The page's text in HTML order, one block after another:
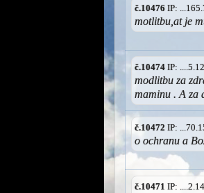
č.10476 IP:
motlitbu,at je
č.10474 IP:
modlitbu za
maminu . A za
č.10472 IP:
o ochranu a
č.10471 IP: